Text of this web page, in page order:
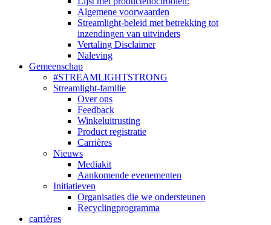
Algemene voorwaarden
Streamlight-beleid met betrekking tot
inzendingen van uitvinders
Vertaling Disclaimer
Naleving
Gemeenschap
#STREAMLIGHTSTRONG
Streamlight-familie
Over ons
Feedback
Winkeluitrusting
Product registratie
Carrières
Nieuws
Mediakit
Aankomende evenementen
Initiatieven
Organisaties die we ondersteunen
Recyclingprogramma
carrières